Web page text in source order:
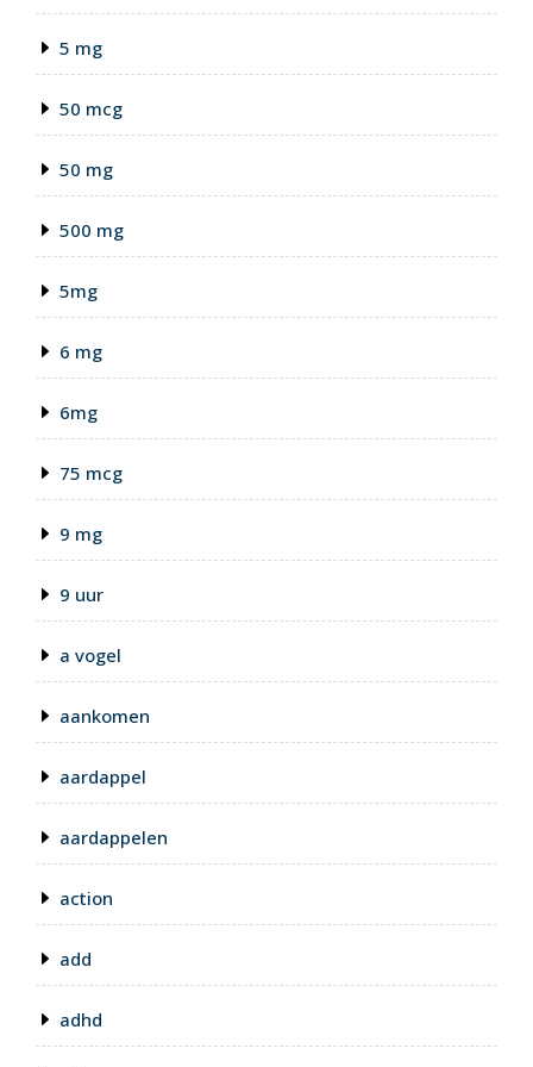
5 mg
50 mcg
50 mg
500 mg
5mg
6 mg
6mg
75 mcg
9 mg
9 uur
a vogel
aankomen
aardappel
aardappelen
action
add
adhd